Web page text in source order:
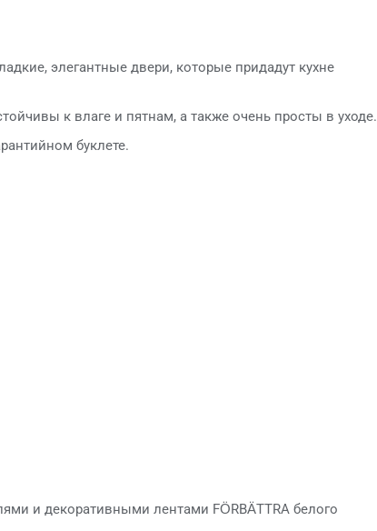
элегантные двери, которые придадут кухне
к влаге и пятнам, а также очень просты в уходе.
буклете.
и декоративными лентами FÖRBÄTTRA белого